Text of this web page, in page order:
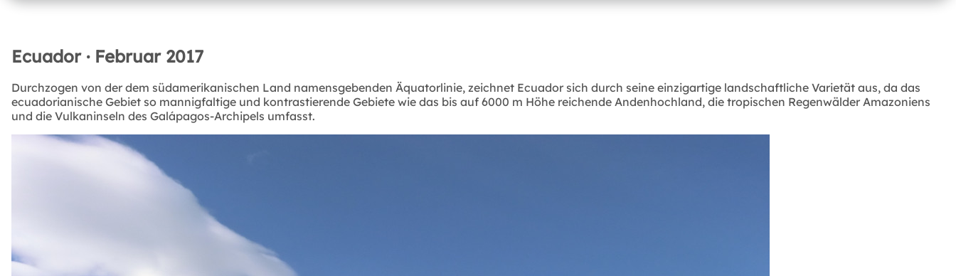
Ecuador · Februar 2017
Durchzogen von der dem südamerikanischen Land namensgebenden Äquatorlinie, zeichnet Ecuador sich durch seine einzigartige landschaftliche Varietät aus, da das
ecuadorianische Gebiet so mannigfaltige und kontrastierende Gebiete wie das bis auf 6000 m Höhe reichende Andenhochland, die tropischen Regenwälder Amazoniens
und die Vulkaninseln des Galápagos-Archipels umfasst.